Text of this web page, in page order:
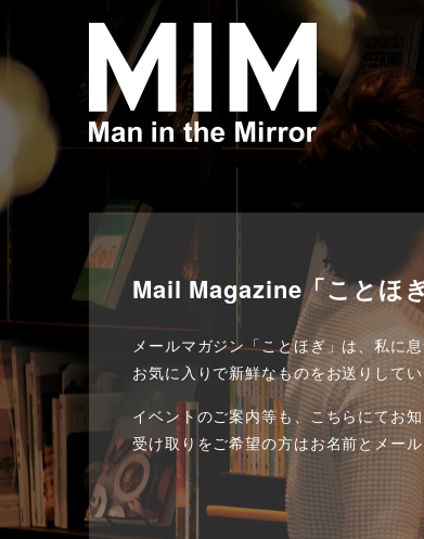
Mail Magazine「ことほ
メールマガジン「ことほぎ」は、私に
お気に入りで新鮮なものをお送りしてい
イベントのご案内等も、こちらにてお
受け取りをご希望の方はお名前とメー